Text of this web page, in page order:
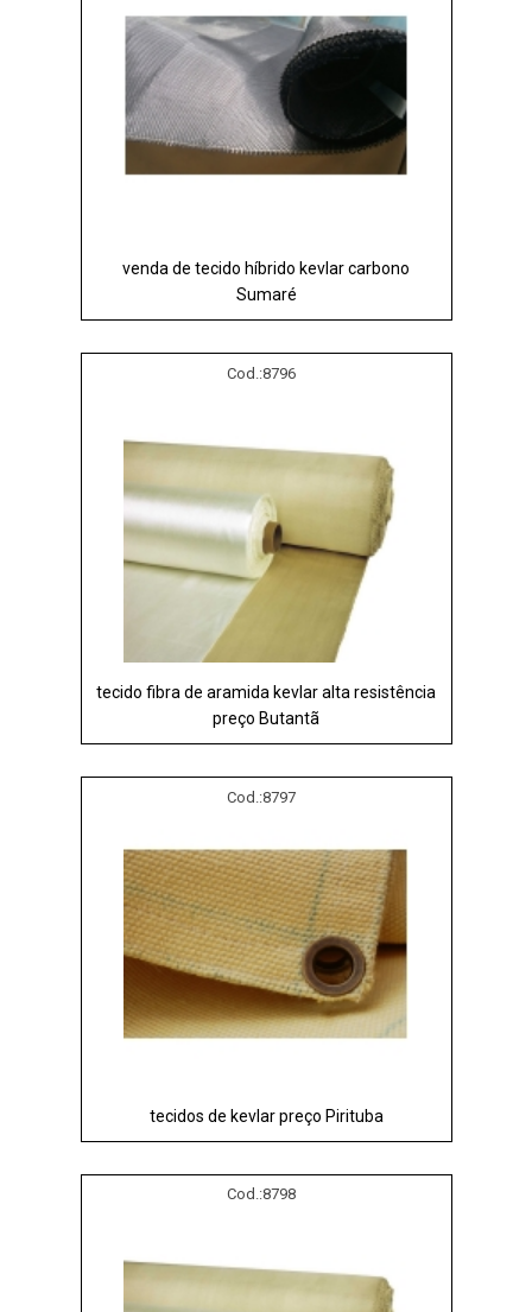
venda de tecido híbrido kevlar carbono
Sumaré
Cod.:8796
tecido fibra de aramida kevlar alta resistência
preço Butantã
Cod.:8797
tecidos de kevlar preço Pirituba
Cod.:8798